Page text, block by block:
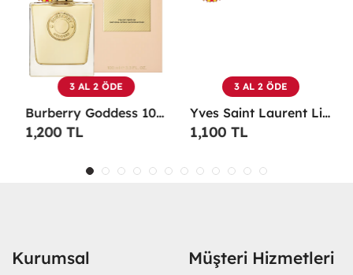
3 AL 2 ÖDE
Burberry Goddess 100 ML EDP Kadın Parfümü -
1,200 TL
3 AL 2 ÖDE
Yves Saint Laurent Libre EDP 90 Ml Kadın Parfüm - YSLL
1,100 TL
Kurumsal Müşteri Hizmetleri